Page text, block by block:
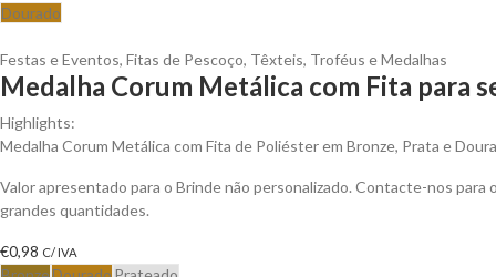
Dourado
Festas e Eventos, Fitas de Pescoço, Têxteis, Troféus e Medalhas
Medalha Corum Metálica com Fita para
Highlights:
Medalha Corum Metálica com Fita de Poliéster em Bronze, Prata e
Valor apresentado para o Brinde não personalizado. Contacte-nos
grandes quantidades.
€0,98 C/ IVA